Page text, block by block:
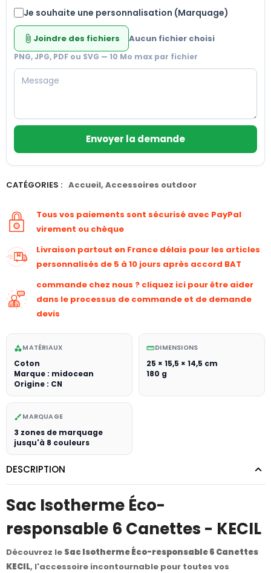
Je souhaite une personnalisation (Marquage)
attach_file Joindre des fichiers Aucun fichier choisi
PNG, JPG, PDF ou SVG — 10 Mo max par fichier
Envoyer la demande
CATÉGORIES : Accueil, Accessoires outdoor
Tous vos paiements sont sécurisé avec PayPal
virement ou chèque
Livraison partout en France délais pour les articles
personnalisés de 5 à 10 jours après accord BAT
commande chez nous ? cliquez ici pour être aider
dans le processus de commande et de demande
devis
categoryMATÉRIAUX
Coton
Marque : midocean
Origine : CN
straightenDIMENSIONS
25 × 15,5 × 14,5 cm
180 g
brush MARQUAGE
3 zones de marquage
jusqu'à 8 couleurs
DESCRIPTION
Sac Isotherme Éco-
responsable 6 Canettes - KECIL
Découvrez le Sac Isotherme Éco-responsable 6 Canettes
KECIL, l'accessoire incontournable pour toutes vos